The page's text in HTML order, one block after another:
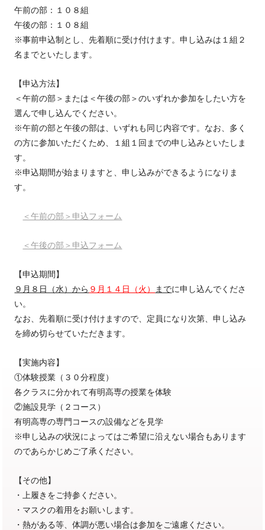
午前の部：１０８組
午後の部：１０８組
※事前申込制とし、先着順に受け付けます。申し込みは１組２
名までといたします。
【申込方法】
＜午前の部＞または＜午後の部＞のいずれか参加をしたい方を
選んで申し込んでください。
※午前の部と午後の部は、いずれも同じ内容です。なお、多く
の方に参加いただくため、１組１回までの申し込みといたしま
す。
※申込期間が始まりますと、申し込みができるようになりま
す。
＜午前の部＞申込フォーム
＜午後の部＞申込フォーム
【申込期間】
９月８日（水）から ９月１４日（火） までに申し込んでくださ
い。
なお、先着順に受け付けますので、定員になり次第、申し込み
を締め切らせていただきます。
【実施内容】
①体験授業（３０分程度）
各クラスに分かれて有明高専の授業を体験
②施設見学（２コース）
有明高専の専門コースの設備などを見学
※申し込みの状況によってはご希望に沿えない場合もあります
のであらかじめご了承ください。
【その他】
・上履きをご持参ください。
・マスクの着用をお願いします。
・熱がある等、体調が悪い場合は参加をご遠慮ください。